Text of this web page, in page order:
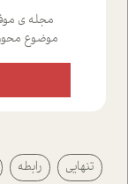
مجله ی
موضوع
علیخواه،
از دریچه
پیرامون آن
رفته ایم که تنهایی رابطه